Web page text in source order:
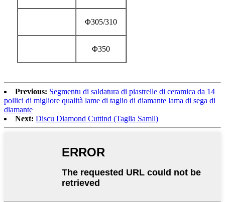
Φ305/310
Φ350
Previous: Segmentu di saldatura di piastrelle di ceramica da 14
pollici di migliore qualità lame di taglio di diamante lama di sega di
diamante
Next: Discu Diamond Cuttind (Taglia Samll)